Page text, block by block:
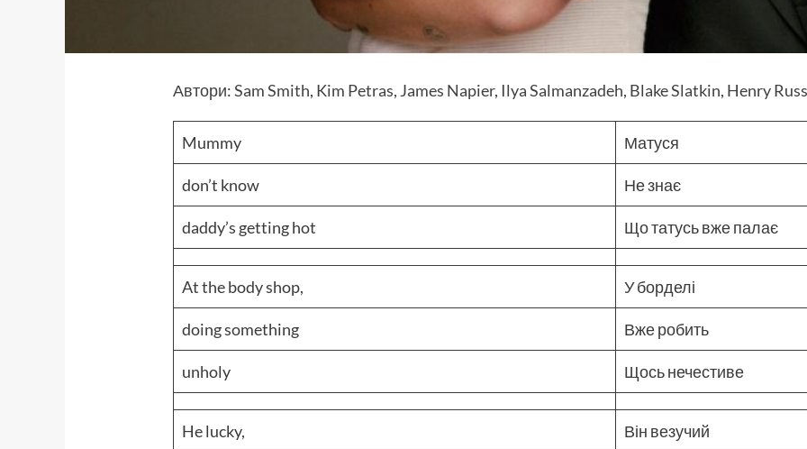
Автори:Sam Smith, Kim Petras, James Napier, Ilya Salmanzadeh, Blake Slatkin, Henry
Mummy Матуся
don’t know Не знає
daddy’s getting hot Що татусь вже палає
At the body shop, У борделі
doing something Вже робить
unholy Щось нечестиве
He lucky, Він везучий